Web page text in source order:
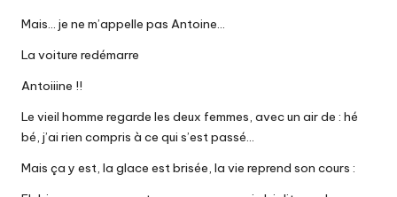
Mais… je ne m’appelle pas Antoine…
La voiture redémarre
Antoiiine !!
Le vieil homme regarde les deux femmes, avec un air de : hé
bé, j’ai rien compris à ce qui s’est passé…
Mais ça y est, la glace est brisée, la vie reprend son cours :